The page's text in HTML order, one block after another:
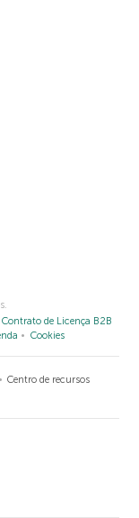
Contrato de Licença B2B
Cookies
Centro de recursos